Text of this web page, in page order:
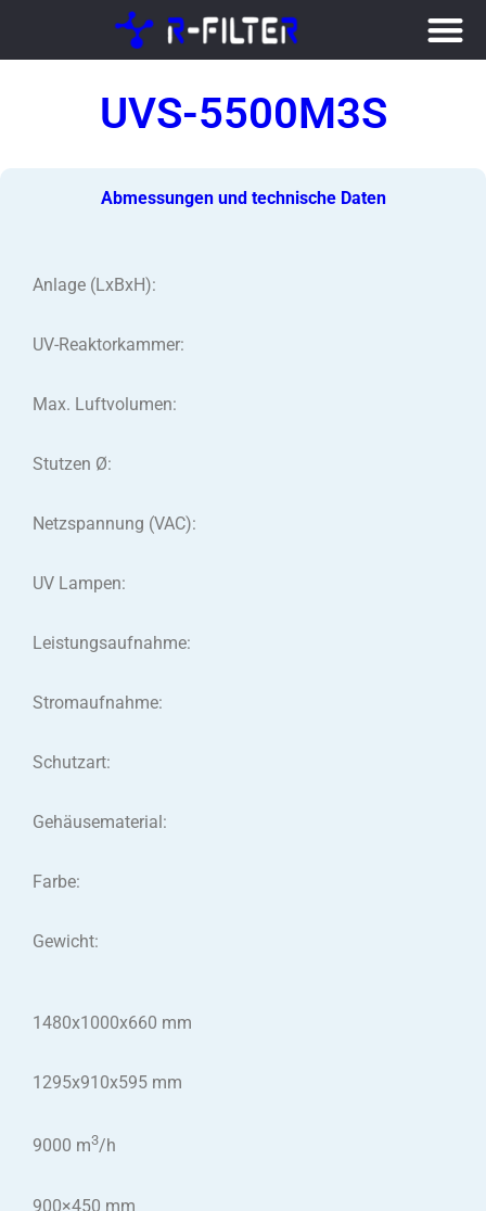
Zum
UVS-5500M3S
Abmessungen und technische Daten
Anlage (LxBxH):
UV-Reaktorkammer:
Max. Luftvolumen:
Stutzen Ø:
Netzspannung (VAC):
UV Lampen:
Leistungsaufnahme:
Stromaufnahme:
Schutzart:
Gehäusematerial:
Farbe:
Gewicht:
1480x1000x660 mm
1295x910x595 mm
9000 m3/h
900×450 mm